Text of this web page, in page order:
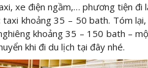
xe điện ngầm,… phương tiện đi
khoảng 35 – 50 bath. Tóm
khoảng 35 – 150 bath –
khi đi du lịch tại đây nhé.